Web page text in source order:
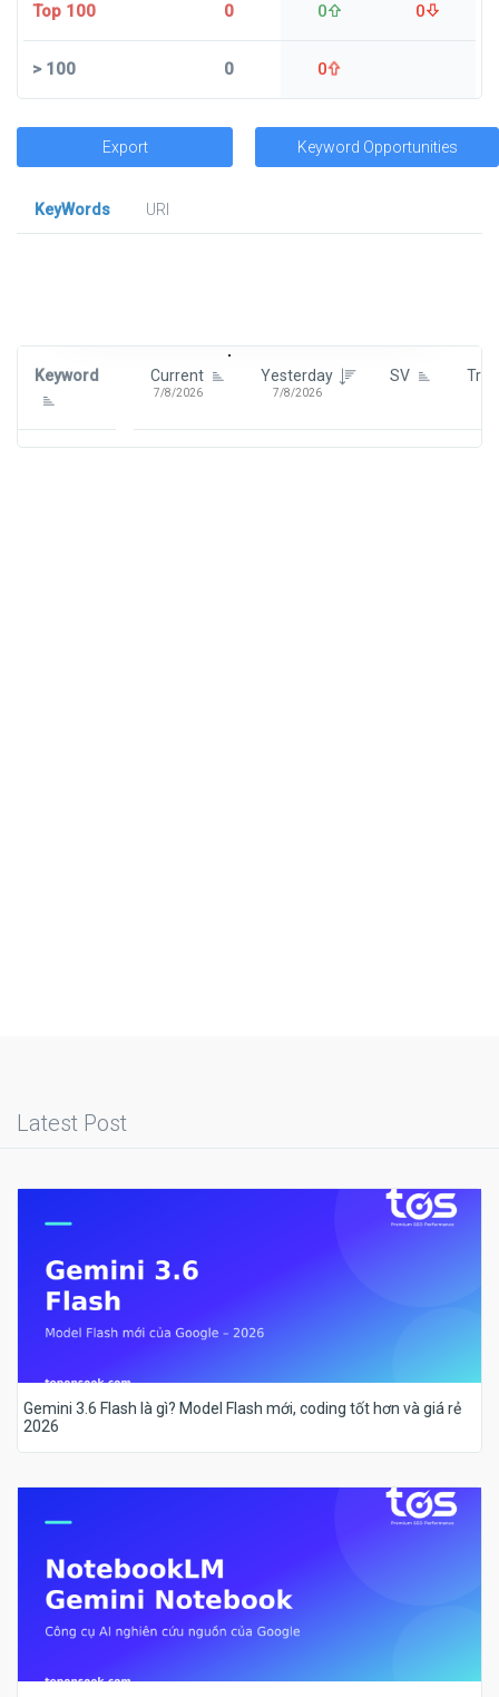
Top 100 0 0 0
>100 0 0
Export Keyword Opportunities
KeyWords
URl
Keyword Current
7/8/2026
Yesterday
7/8/2026
SV
Latest Post
Gemini 3.6 Flash là gì? Model Flash mới, coding tốt hơn và giá rẻ
2026